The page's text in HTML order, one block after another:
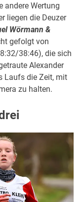
andere Wertung
liegen die Deuzer
Wörmann &
gefolgt von
38:46), die sich
Alexander
Laufs die Zeit, mit
zu halten.